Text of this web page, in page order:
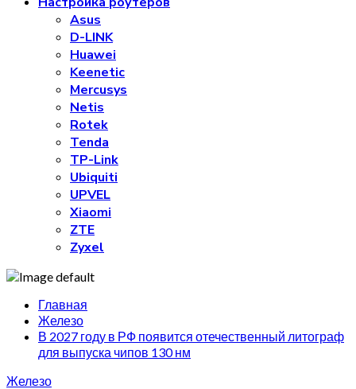
Asus
D-LINK
Huawei
Keenetic
Mercusys
Netis
Rotek
Tenda
TP-Link
Ubiquiti
UPVEL
Xiaomi
ZTE
Zyxel
Главная
Железо
В 2027 году в РФ появится отечественный литограф
для выпуска чипов 130 нм
Железо